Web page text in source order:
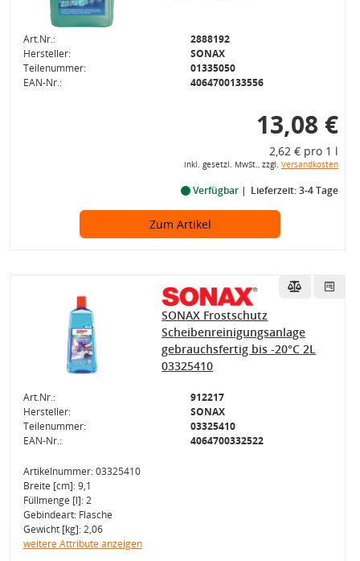
Art.Nr.:
2888192
Hersteller:
SONAX
Teilenummer:
01335050
EAN-Nr.:
4064700133556
13,08 €
2,62 € pro 1 l
inkl. gesetzl. MwSt., zzgl. Versandkosten
Verfügbar Lieferzeit: 3-4 Tage
Zum Artikel
SONAX Frostschutz
Scheibenreinigungsanlage
gebrauchsfertig bis -20°C 2L
03325410
Art.Nr.:
912217
Hersteller:
SONAX
Teilenummer:
03325410
EAN-Nr.:
4064700332522
Artikelnummer: 03325410
Breite [cm]: 9,1
Füllmenge [l]: 2
Gebindeart: Flasche
Gewicht [kg]: 2,06
weitere Attribute anzeigen